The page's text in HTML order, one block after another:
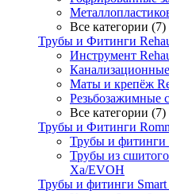
Все категории (7)
Трубы и Фитинги
Инструмент
Маты и крепёж
Резьбозажимные
Все категории (7)
Трубы и Фитинги
Трубы и фитинги
Трубы из
Xa/EVOH
Трубы и фитинги Smart